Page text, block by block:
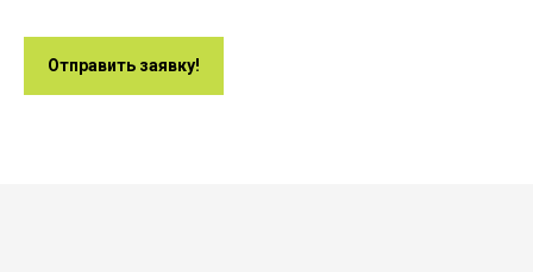
Отправить заявку!